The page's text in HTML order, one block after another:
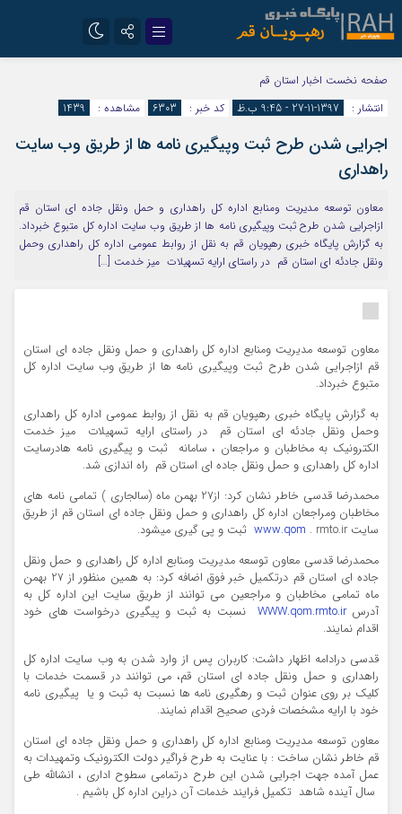
تلگرام
ایتا
صفحه نخست اخبار استان قم
انتشار :
1397-11-27 - 9:45 ب.ظ کد خبر : 6303 مشاهده : 1439
اجرایی شدن طرح ثبت وپیگیری نامه ها از طریق وب سایت
راهداری
معاون توسعه مدیریت ومنابع اداره کل راهداری و حمل ونقل جاده ای استان قم
ازاجرایی شدن طرح ثبت وپیگیری نامه ها از طریق وب سایت اداره کل متبوع خبرداد.
به گزارش پایگاه خبری رهپویان قم به نقل از روابط عمومی اداره کل راهداری وحمل
ونقل جادئه ای استان قم در راستای ارایه تسهیلات میز خدمت […]
معاون توسعه مدیریت ومنابع اداره کل راهداری و حمل ونقل جاده ای استان
قم ازاجرایی شدن طرح ثبت وپیگیری نامه ها از طریق وب سایت اداره کل
متبوع خبرداد.
به گزارش پایگاه خبری رهپویان قم به نقل از روابط عمومی اداره کل راهداری
وحمل ونقل جادئه ای استان قم در راستای ارایه تسهیلات میز خدمت
الکترونیک به مخاطبان و مراجعان ، سامانه ثبت و پیگیری نامه هادرسایت
اداره کل راهداری و حمل ونقل جاده ای استان قم راه اندازی شد.
محمدرضا قدسی خاطر نشان کرد: از27 بهمن ماه (سالجاری ) تمامی نامه های
مخاطبان ومراجعان اداره کل راهداری و حمل ونقل جاده ای استان قم از طریق
سایت
www.qom . rmto.ir ثبت و پی گیری میشود.
محمدرضا قدسی معاون توسعه مدیریت ومنابع اداره کل راهداری و حمل ونقل
جاده ای استان قم درتکمیل خبر فوق اضافه کرد: به همین منظور از 27 بهمن
ماه تمامی مخاطبان و مراجعین می توانند از طریق سایت این اداره کل به
آدرسWWW.qom.rmto.ir نسبت به ثبت و پیگیری درخواست های خود
اقدام نمایند.
قدسی درادامه اظهار داشت: کاربران پس از وارد شدن به وب سایت اداره کل
راهداری و حمل ونقل جاده ای استان قم، می توانند در قسمت خدمات با
کلیک بر روی عنوان ثبت و رهگیری نامه ها نسبت به ثبت و یا پیگیری نامه
خود با ارایه مشخصات فردی صحیح اقدام نمایند.
معاون توسعه مدیریت ومنابع اداره کل راهداری و حمل ونقل جاده ای استان
قم خاطر نشان ساخت : با عنایت به طرح فراگیر دولت الکترونیک وتمهیدات به
عمل آمده جهت اجرایی شدن این طرح درتمامی سطوح اداری ، انشالله طی
سال آینده شاهد تکمیل فرایند خدمات آن دراین اداره کل باشیم .